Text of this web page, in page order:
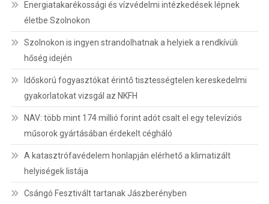
Energiatakarékossági és vízvédelmi intézkedések lépnek
életbe Szolnokon
Szolnokon is ingyen strandolhatnak a helyiek a rendkívüli
hőség idején
Időskorú fogyasztókat érintő tisztességtelen kereskedelmi
gyakorlatokat vizsgál az NKFH
NAV: több mint 174 millió forint adót csalt el egy televíziós
műsorok gyártásában érdekelt cégháló
A katasztrófavédelem honlapján elérhető a klimatizált
helyiségek listája
Csángó Fesztivált tartanak Jászberényben